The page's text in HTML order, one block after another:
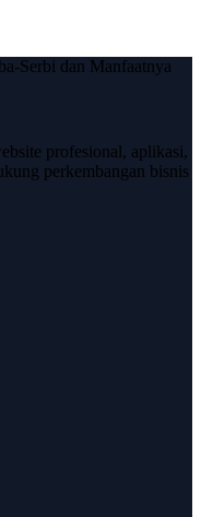
Serbi dan Manfaatnya
profesional, aplikasi,
perkembangan bisnis